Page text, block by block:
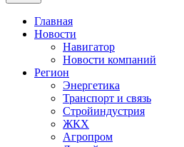
Главная
Новости
Навигатор
Новости компаний
Регион
Энергетика
Транспорт и связь
Стройиндустрия
ЖКХ
Агропром